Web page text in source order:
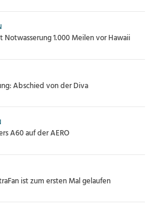
1.000 Meilen vor Hawaii
Abschied von der Diva
A60 auf der AERO
ist zum ersten Mal gelaufen